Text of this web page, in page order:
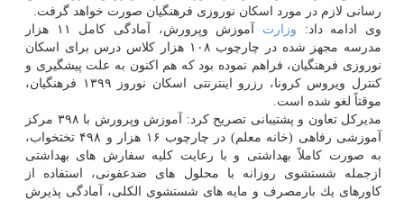
رسانی لازم در مورد اسكان نوروزی فرهنگیان صورت خواهد گرفت.
وی ادامه داد: وزارت
آموزش وپرورش، آمادگی كامل ۱۱ هزار
مدرسه مجهز شده در چارچوب ۱۰۸ هزار كلاس درس برای اسكان
نوروزی فرهنگیان، فراهم نموده بود كه هم اكنون به علت پیشگیری و
كنترل ویروس كرونا، رزرو اینترنتی اسكان نوروز ۱۳۹۹ فرهنگیان،
موقتاً لغو شده است.
مدیركل تعاون و پشتیبانی تصریح كرد: آموزش وپرورش با ۳۹۸ مركز
آموزشی رفاهی (خانه معلم) در چارچوب ۱۶ هزار و ۴۹۸ تختخواب،
به صورت كاملاً بهداشتی و با رعایت كلیه سفارش های بهداشتی
ازجمله شستشوی روزانه با محلول های ضدعفونی، استفاده از
كاورهای یك بارمصرف و مایه های شستشوی الكلی، آمادگی پذیرش